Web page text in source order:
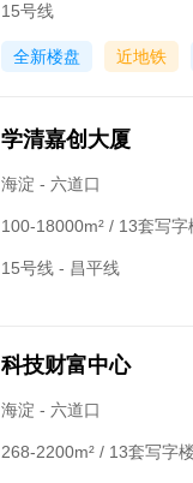
15号线
全新楼盘 近地铁
学清嘉创大厦
海淀 - 六道口
100-18000m² / 13套写字
15号线 - 昌平线
科技财富中心
海淀 - 六道口
268-2200m² / 13套写字